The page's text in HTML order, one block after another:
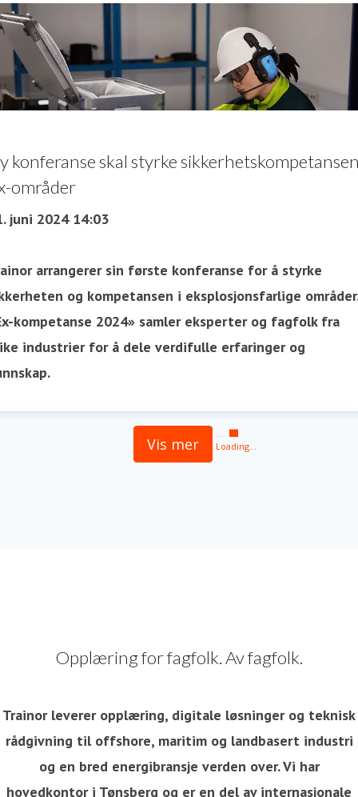
konferanse skal styrke
områder
juni 2024 14:03
arrangerer sin første konferanse for å styrke
og kompetansen i eksplosjonsfarlige områder.
kompetanse 2024» samler eksperter og fagfolk fra
industrier for å dele verdifulle erfaringer og
Vis mer Loading...
Opplæring for fagfolk. Av fagfolk.
Trainor leverer opplæring, digitale løsninger og teknisk
rådgivning til offshore, maritim og landbasert industri
og en bred energibransje verden over. Vi har